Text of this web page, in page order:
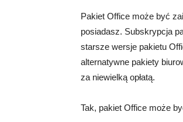
Pakiet Office może być
posiadasz. Subskrypcja
starsze wersje pakietu
alternatywne pakiety
za niewielką opłatą.
Tak, pakiet Office może